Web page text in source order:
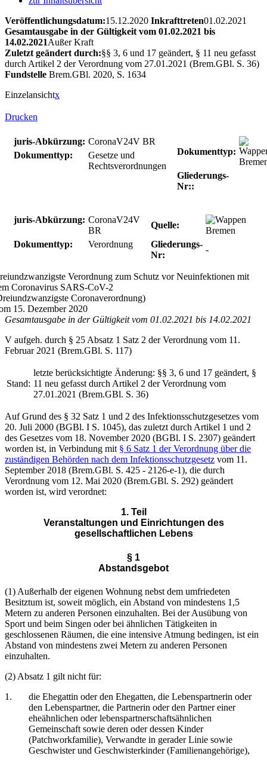
Veröffentlichungsdatum:15.12.2020 Inkrafttreten01.02.2021
Gesamtausgabe in der Gültigkeit vom 01.02.2021 bis
14.02.2021Außer Kraft
Zuletzt geändert durch:§§ 3, 6 und 17 geändert, § 11 neu gefasst
durch Artikel 2 der Verordnung vom 27.01.2021 (Brem.GBl. S. 36)
Fundstelle Brem.GBl. 2020, S. 1634
Einzelansichtx
Drucken
juris-Abkürzung: CoronaV24V BR
Dokumenttyp:
Gesetze und
Rechtsverordnungen
Dokumenttyp:
Gliederungs-
Nr::
juris-Abkürzung: CoronaV24V
BR
Dokumenttyp:
Verordnung
Quelle:
Gliederungs-
Nr:
-
Verordnung zum Schutz vor Neuinfektionen mit
Coronavirus SARS-CoV-2
Coronaverordnung)
15. Dezember 2020
Gesamtausgabe in der Gültigkeit vom 01.02.2021 bis 14.02.2021
V aufgeh. durch § 25 Absatz 1 Satz 2 der Verordnung vom 11.
Februar 2021 (Brem.GBl. S. 117)
Stand:
letzte berücksichtigte Änderung: §§ 3, 6 und 17 geändert, §
11 neu gefasst durch Artikel 2 der Verordnung vom
27.01.2021 (Brem.GBl. S. 36)
Auf Grund des § 32 Satz 1 und 2 des Infektionsschutzgesetzes vom
20. Juli 2000 (BGBl. I S. 1045), das zuletzt durch Artikel 1 und 2
des Gesetzes vom 18. November 2020 (BGBl. I S. 2307) geändert
worden ist, in Verbindung mit § 6 Satz 1 der Verordnung über die
zuständigen Behörden nach dem Infektionsschutzgesetz vom 11.
September 2018 (Brem.GBl. S. 425 - 2126-e-1), die durch
Verordnung vom 12. Mai 2020 (Brem.GBl. S. 292) geändert
worden ist, wird verordnet:
1. Teil
Veranstaltungen und Einrichtungen des
gesellschaftlichen Lebens
§ 1
Abstandsgebot
(1) Außerhalb der eigenen Wohnung nebst dem umfriedeten
Besitztum ist, soweit möglich, ein Abstand von mindestens 1,5
Metern zu anderen Personen einzuhalten. Bei der Ausübung von
Sport und beim Singen oder bei ähnlichen Tätigkeiten in
geschlossenen Räumen, die eine intensive Atmung bedingen, ist ein
Abstand von mindestens zwei Metern zu anderen Personen
einzuhalten.
(2) Absatz 1 gilt nicht für:
1.
die Ehegattin oder den Ehegatten, die Lebenspartnerin oder
den Lebenspartner, die Partnerin oder den Partner einer
eheähnlichen oder lebenspartnerschaftsähnlichen
Gemeinschaft sowie deren oder dessen Kinder
(Patchworkfamilie), Verwandte in gerader Linie sowie
Geschwister und Geschwisterkinder (Familienangehörige),